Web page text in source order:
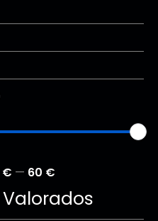
€ — 60 €